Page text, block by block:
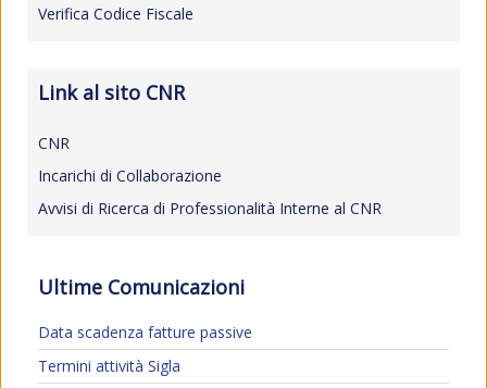
Verifica Codice Fiscale
Link al sito CNR
CNR
Incarichi di Collaborazione
Avvisi di Ricerca di Professionalità Interne al CNR
Ultime Comunicazioni
Data scadenza fatture passive
Termini attività Sigla